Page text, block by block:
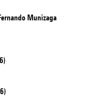
Munizaga